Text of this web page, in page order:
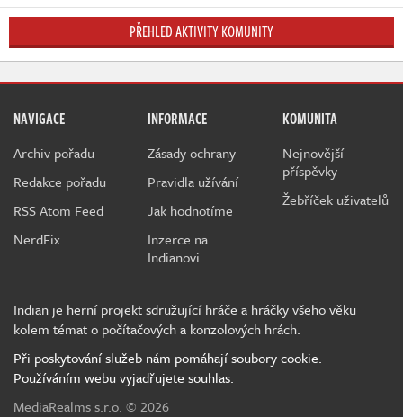
PŘEHLED AKTIVITY KOMUNITY
NAVIGACE
Archiv pořadu
Redakce pořadu
RSS Atom Feed
NerdFix
INFORMACE
Zásady ochrany
Pravidla užívání
Jak hodnotíme
Inzerce na
Indianovi
KOMUNITA
Nejnovější
příspěvky
Žebříček uživatelů
Indian je herní projekt sdružující hráče a hráčky všeho věku
kolem témat o počítačových a konzolových hrách.
Při poskytování služeb nám pomáhají soubory cookie.
Používáním webu vyjadřujete souhlas.
MediaRealms s.r.o. © 2026